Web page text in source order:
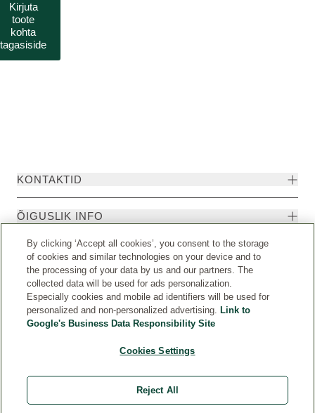
Kirjuta
toote
kohta
tagasiside
KONTAKTID
ÕIGUSLIK INFO
Riik © Weleda 2026
By clicking ‘Accept all cookies’, you consent to the storage
of cookies and similar technologies on your device and to
the processing of your data by us and our partners. The
collected data will be used for ads personalization.
Especially cookies and mobile ad identifiers will be used for
personalized and non-personalized advertising. Link to
Google's Business Data Responsibility Site
Cookies Settings
Reject All